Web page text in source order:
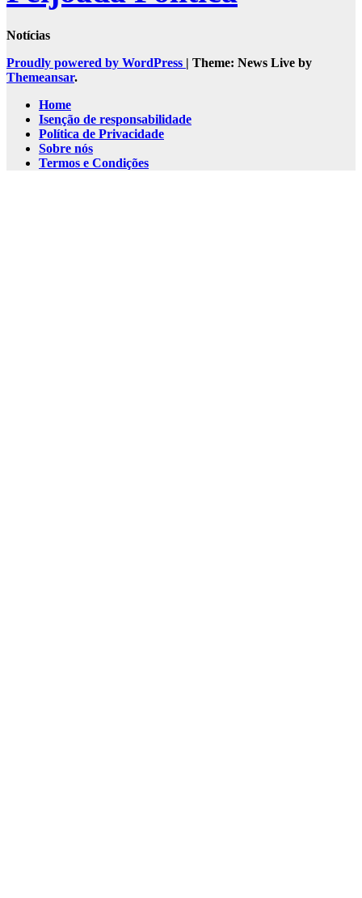
Notícias
Proudly powered by WordPress | Theme: News Live by
Themeansar.
Home
Isenção de responsabilidade
Política de Privacidade
Sobre nós
Termos e Condições